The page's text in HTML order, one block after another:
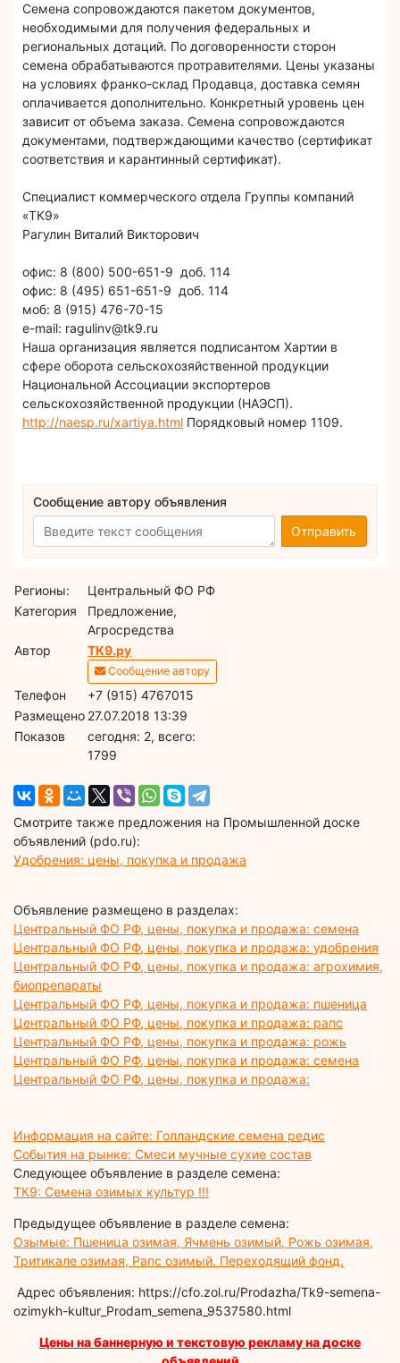
Семена сопровождаются пакетом документов,
необходимыми для получения федеральных и
региональных дотаций. По договоренности сторон
семена обрабатываются протравителями. Цены указаны
на условиях франко-склад Продавца, доставка семян
оплачивается дополнительно. Конкретный уровень цен
зависит от объема заказа. Семена сопровождаются
документами, подтверждающими качество (сертификат
соответствия и карантинный сертификат).
Специалист коммерческого отдела Группы компаний
«ТК9»
Рагулин Виталий Викторович
офис: 8 (800) 500-651-9 доб. 114
офис: 8 (495) 651-651-9 доб. 114
моб: 8 (915) 476-70-15
е-mail: ragulinv@tk9.ru
Наша организация является подписантом Хартии в
сфере оборота сельскохозяйственной продукции
Национальной Ассоциации экспортеров
сельскохозяйственной продукции (НАЭСП).
http://naesp.ru/xartiya.html Порядковый номер 1109.
Сообщение автору объявления
Отправить
Регионы:
Центральный ФО РФ
Категория
Предложение,
Агросредства
Автор
ТК9.ру
Сообщение автору
Телефон
+7 (915) 4767015
Размещено 27.07.2018 13:39
Показов
cегодня: 2, всего:
1799
Смотрите также предложения на Промышленной доске
объявлений (pdo.ru):
Удобрения: цены, покупка и продажа
Объявление размещено в разделах:
Центральный ФО РФ, цены, покупка и продажа: семена
Центральный ФО РФ, цены, покупка и продажа: удобрения
Центральный ФО РФ, цены, покупка и продажа: агрохимия,
биопрепараты
Центральный ФО РФ, цены, покупка и продажа: пшеница
Центральный ФО РФ, цены, покупка и продажа: рапс
Центральный ФО РФ, цены, покупка и продажа: рожь
Центральный ФО РФ, цены, покупка и продажа: семена
Центральный ФО РФ, цены, покупка и продажа:
Информация на сайте: Голландские семена редис
События на рынке: Смеси мучные сухие состав
Следующее объявление в разделе семена:
ТК9: Семена озимых культур !!!
Предыдущее объявление в разделе семена:
Озымые: Пшеница озимая, Ячмень озимый, Рожь озимая,
Тритикале озимая, Рапс озимый. Переходящий фонд.
Адрес объявления: https://cfo.zol.ru/Prodazha/Tk9-semena-
ozimykh-kultur_Prodam_semena_9537580.html
Цены на баннерную и текстовую рекламу на доске